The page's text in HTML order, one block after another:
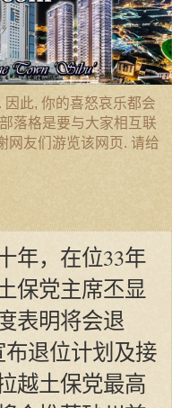
此, 你的喜怒哀乐都会
落格是要与大家相互联
网友们游览该网页. 请给
年，在位33年
保党主席丕显
表明将会退
退位计划及接
越土保党最高